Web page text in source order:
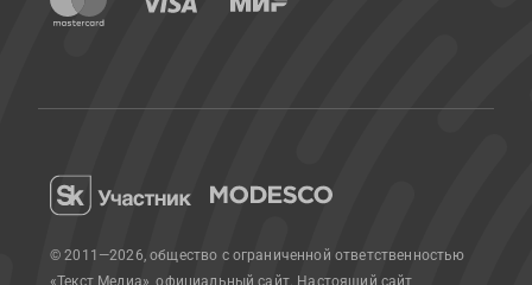
© 2011—2026, общество с ограниченной ответственностью
«Текст Медиа», официальный сайт. Настоящий сайт